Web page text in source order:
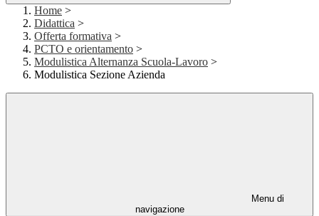
Home >
Didattica >
Offerta formativa >
PCTO e orientamento >
Modulistica Alternanza Scuola-Lavoro >
Modulistica Sezione Azienda
Menu di
navigazione